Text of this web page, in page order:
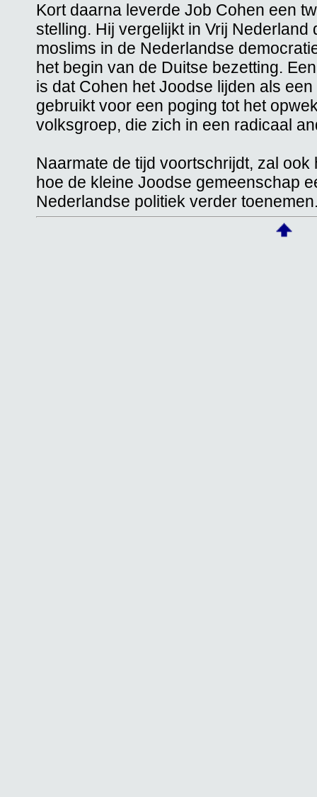
Kort daarna leverde Job Cohen een
stelling. Hij vergelijkt in Vrij Nederland
moslims in de Nederlandse
het begin van de Duitse bezetting.
is dat Cohen het Joodse lijden als
gebruikt voor een poging tot het
volksgroep, die zich in een radicaal
Naarmate de tijd voortschrijdt, zal
hoe de kleine Joodse gemeenschap
Nederlandse politiek verder